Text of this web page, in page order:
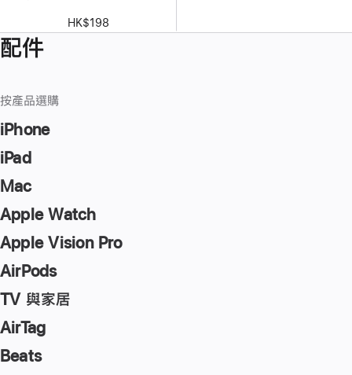
HK$198
配件
按產品選購
iPhone
iPad
Mac
Apple Watch
Apple Vision Pro
AirPods
TV 與家居
AirTag
Beats